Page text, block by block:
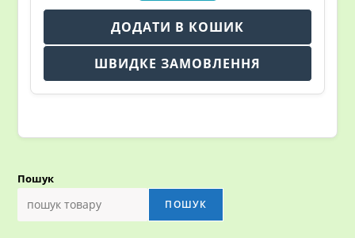
ДОДАТИ В КОШИК
ШВИДКЕ ЗАМОВЛЕННЯ
Пошук
ПОШУК